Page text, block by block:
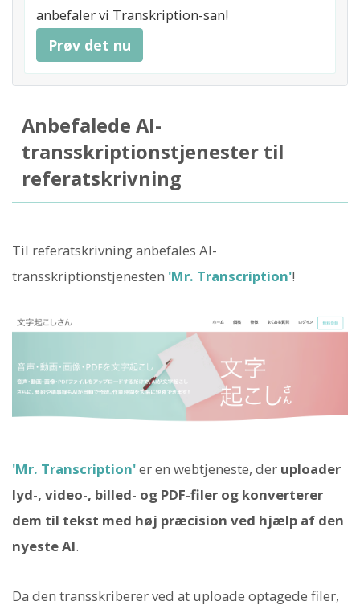
anbefaler vi Transkription-san!
Prøv det nu
Anbefalede AI-
transskriptionstjenester til
referatskrivning
Til referatskrivning anbefales AI-
transskriptionstjenesten 'Mr. Transcription'!
'Mr. Transcription'er en webtjeneste, der uploader
lyd-, video-, billed- og PDF-filer og konverterer
dem til tekst med høj præcision ved hjælp af den
nyeste AI.
Da den transskriberer ved at uploade optagede filer,